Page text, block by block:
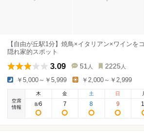
【自由が丘駅1分】焼鳥×イタリアン×ワインを
隠れ家的スポット
3.09 51 人 2225 人
￥5,000～￥5,999 ￥2,000～￥2,999
空席
情報
木
8/6
金
7
土
8
日
9